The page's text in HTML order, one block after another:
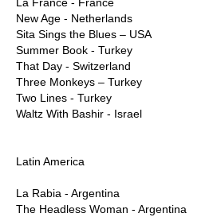
New Age - Netherlands
Sita Sings the Blues – USA
Summer Book - Turkey
That Day - Switzerland
Three Monkeys – Turkey
Two Lines - Turkey
Waltz With Bashir - Israel
Latin America
La Rabia - Argentina
The Headless Woman - Argentina